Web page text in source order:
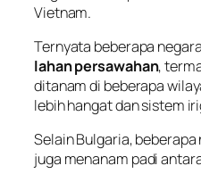
Vietnam.
Ternyata beberapa
lahan persawahan,
ditanam di beberapa
lebih hangat dan sistem
Selain Bulgaria, beberapa
juga menanam padi